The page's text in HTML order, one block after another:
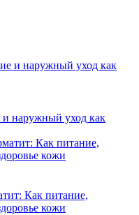
и наружный уход как
Как питание,
кожи